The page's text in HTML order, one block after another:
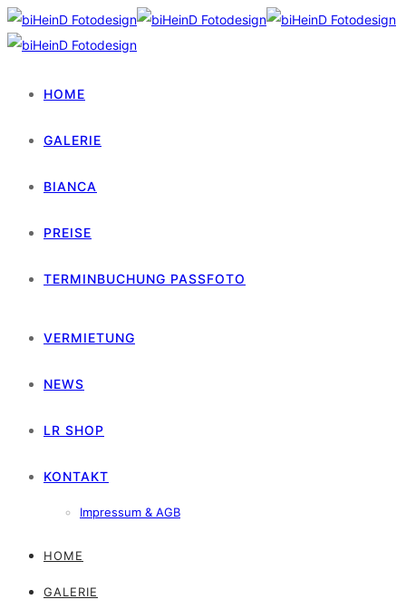
HOME
GALERIE
BIANCA
PREISE
TERMINBUCHUNG PASSFOTO
VERMIETUNG
NEWS
LR SHOP
KONTAKT
Impressum & AGB
HOME
GALERIE